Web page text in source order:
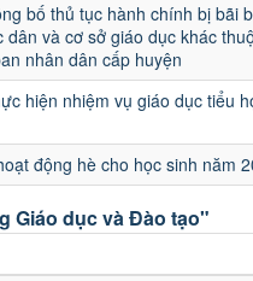
bố thủ tục hành chính bị bãi
dân và cơ sở giáo dục khác
nhân dân cấp huyện
hiện nhiệm vụ giáo dục tiểu
động hè cho học sinh năm
Giáo dục và Đào tạo"